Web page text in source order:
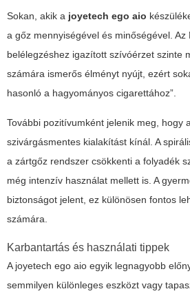
Sokan, akik a joyetech ego aio
a gőz mennyiségével és minőségével. Az
belélegzéshez igazított szívóérzet szinte
számára ismerős élményt nyújt, ezért
hasonló a hagyományos cigarettához”.
További pozitívumként jelenik meg, hogy
szivárgásmentes kialakítást kínál. A
a zártgőz rendszer csökkenti a folyadék
még intenzív használat mellett is. A
biztonságot jelent, ez különösen fontos
számára.
Karbantartás és használati tippek
Ajoyetech ego aio egyik legnagyobb
semmilyen különleges eszközt vagy